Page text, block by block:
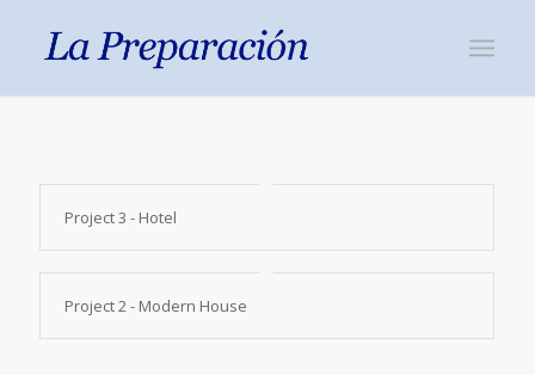
Project 3 - Hotel
Project 2 - Modern House